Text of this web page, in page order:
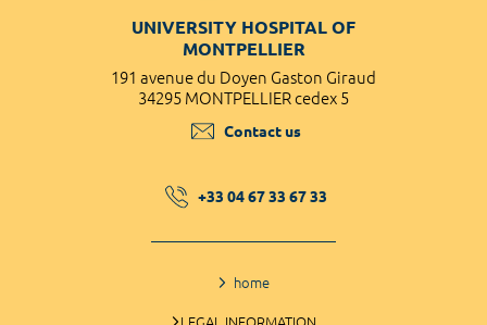
UNIVERSITY HOSPITAL OF
MONTPELLIER
191 avenue du Doyen Gaston Giraud
34295 MONTPELLIER cedex 5
Contact us
+33 04 67 33 67 33
home
LEGAL INFORMATION